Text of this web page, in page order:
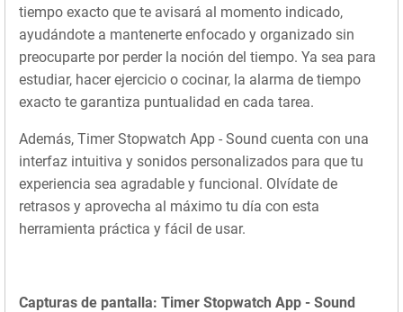
tiempo exacto que te avisará al momento indicado,
ayudándote a mantenerte enfocado y organizado sin
preocuparte por perder la noción del tiempo. Ya sea para
estudiar, hacer ejercicio o cocinar, la alarma de tiempo
exacto te garantiza puntualidad en cada tarea.
Además, Timer Stopwatch App - Sound cuenta con una
interfaz intuitiva y sonidos personalizados para que tu
experiencia sea agradable y funcional. Olvídate de
retrasos y aprovecha al máximo tu día con esta
herramienta práctica y fácil de usar.
Capturas de pantalla: Timer Stopwatch App - Sound